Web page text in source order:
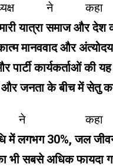
ने कहा
यात्रा समाज और देश
मानववाद और
पार्टी कार्यकर्ताओं
जनता के बीच में सेतु का
ने कहा
में लगभग30%,जल
भी सबसे अधिक फायदा